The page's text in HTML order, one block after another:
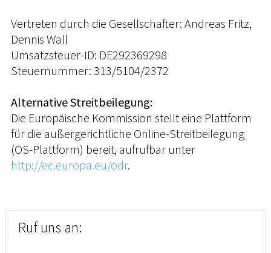
Vertreten durch die Gesellschafter: Andreas Fritz,
Dennis Wall
Umsatzsteuer-ID: DE292369298
Steuernummer: 313/5104/2372
Alternative Streitbeilegung:
Die Europäische Kommission stellt eine Plattform
für die außergerichtliche Online-Streitbeilegung
(OS-Plattform) bereit, aufrufbar unter
http://ec.europa.eu/odr.
Ruf uns an: